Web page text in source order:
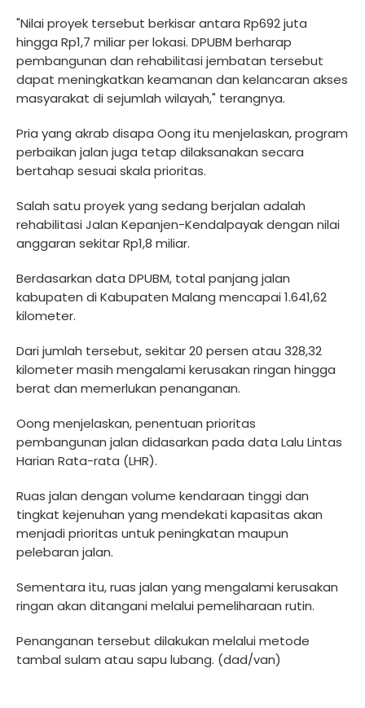
"Nilai proyek tersebut berkisar antara Rp692 juta
hingga Rp1,7 miliar per lokasi. DPUBM berharap
pembangunan dan rehabilitasi jembatan tersebut
dapat meningkatkan keamanan dan kelancaran akses
masyarakat di sejumlah wilayah," terangnya.
Pria yang akrab disapa Oong itu menjelaskan, program
perbaikan jalan juga tetap dilaksanakan secara
bertahap sesuai skala prioritas.
Salah satu proyek yang sedang berjalan adalah
rehabilitasi Jalan Kepanjen-Kendalpayak dengan nilai
anggaran sekitar Rp1,8 miliar.
Berdasarkan data DPUBM, total panjang jalan
kabupaten di Kabupaten Malang mencapai 1.641,62
kilometer.
Dari jumlah tersebut, sekitar 20 persen atau 328,32
kilometer masih mengalami kerusakan ringan hingga
berat dan memerlukan penanganan.
Oong menjelaskan, penentuan prioritas
pembangunan jalan didasarkan pada data Lalu Lintas
Harian Rata-rata (LHR).
Ruas jalan dengan volume kendaraan tinggi dan
tingkat kejenuhan yang mendekati kapasitas akan
menjadi prioritas untuk peningkatan maupun
pelebaran jalan.
Sementara itu, ruas jalan yang mengalami kerusakan
ringan akan ditangani melalui pemeliharaan rutin.
Penanganan tersebut dilakukan melalui metode
tambal sulam atau sapu lubang. (dad/van)